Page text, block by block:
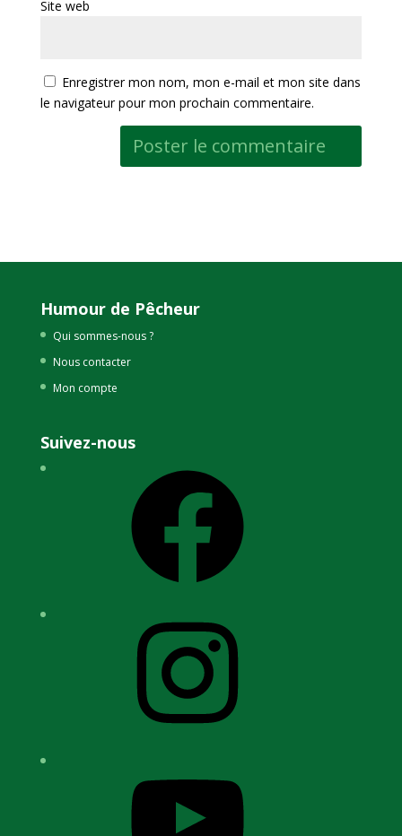
Site web
Enregistrer mon nom, mon e-mail et mon site dans
le navigateur pour mon prochain commentaire.
Humour de Pêcheur
Qui sommes-nous ?
Nous contacter
Mon compte
Suivez-nous